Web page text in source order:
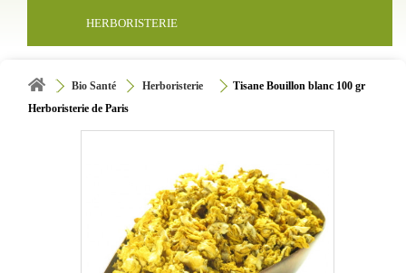
HERBORISTERIE
Bio Santé Herboristerie
Tisane Bouillon blanc 100 gr
Herboristerie de Paris